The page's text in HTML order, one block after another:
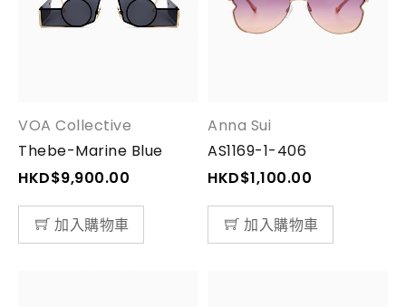
VOA Collective
Thebe-Marine Blue
HKD$9,900.00
加入購物車
Anna Sui
AS1169-1-406
HKD$1,100.00
加入購物車